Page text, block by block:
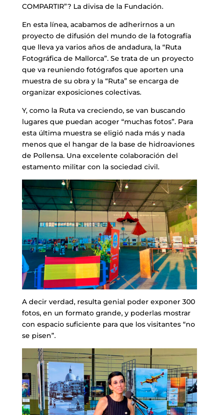
COMPARTIR”? La divisa de la Fundación.
En esta línea, acabamos de adherirnos a un
proyecto de difusión del mundo de la fotografía
que lleva ya varios años de andadura, la “Ruta
Fotográfica de Mallorca”. Se trata de un proyecto
que va reuniendo fotógrafos que aporten una
muestra de su obra y la “Ruta” se encarga de
organizar exposiciones colectivas.
Y, como la Ruta va creciendo, se van buscando
lugares que puedan acoger “muchas fotos”. Para
esta última muestra se eligió nada más y nada
menos que el hangar de la base de hidroaviones
de Pollensa. Una excelente colaboración del
estamento militar con la sociedad civil.
A decir verdad, resulta genial poder exponer 300
fotos, en un formato grande, y poderlas mostrar
con espacio suficiente para que los visitantes “no
se pisen”.